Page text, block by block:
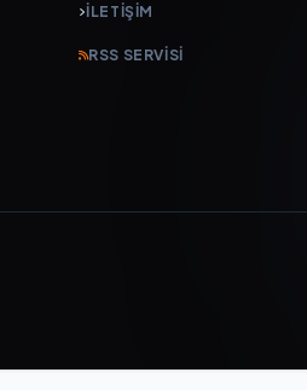
İLETIŞIM
RSS SERVISI